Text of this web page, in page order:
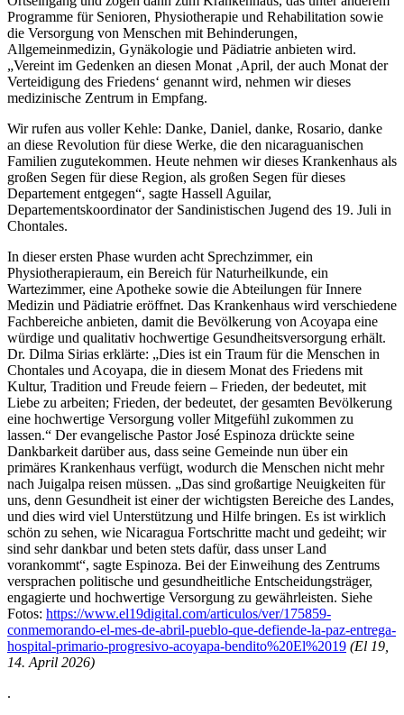
Programme für Senioren, Physiotherapie und Rehabilitation sowie
die Versorgung von Menschen mit Behinderungen,
Allgemeinmedizin, Gynäkologie und Pädiatrie anbieten wird.
„Vereint im Gedenken an diesen Monat ‚April, der auch Monat der
Verteidigung des Friedens‘ genannt wird, nehmen wir dieses
medizinische Zentrum in Empfang.
Wir rufen aus voller Kehle: Danke, Daniel, danke, Rosario, danke
an diese Revolution für diese Werke, die den nicaraguanischen
Familien zugutekommen. Heute nehmen wir dieses Krankenhaus als
großen Segen für diese Region, als großen Segen für dieses
Departement entgegen“, sagte Hassell Aguilar,
Departementskoordinator der Sandinistischen Jugend des 19. Juli in
Chontales.
In dieser ersten Phase wurden acht Sprechzimmer, ein
Physiotherapieraum, ein Bereich für Naturheilkunde, ein
Wartezimmer, eine Apotheke sowie die Abteilungen für Innere
Medizin und Pädiatrie eröffnet. Das Krankenhaus wird verschiedene
Fachbereiche anbieten, damit die Bevölkerung von Acoyapa eine
würdige und qualitativ hochwertige Gesundheitsversorgung erhält.
Dr. Dilma Sirias erklärte: „Dies ist ein Traum für die Menschen in
Chontales und Acoyapa, die in diesem Monat des Friedens mit
Kultur, Tradition und Freude feiern – Frieden, der bedeutet, mit
Liebe zu arbeiten; Frieden, der bedeutet, der gesamten Bevölkerung
eine hochwertige Versorgung voller Mitgefühl zukommen zu
lassen.“ Der evangelische Pastor José Espinoza drückte seine
Dankbarkeit darüber aus, dass seine Gemeinde nun über ein
primäres Krankenhaus verfügt, wodurch die Menschen nicht mehr
nach Juigalpa reisen müssen. „Das sind großartige Neuigkeiten für
uns, denn Gesundheit ist einer der wichtigsten Bereiche des Landes,
und dies wird viel Unterstützung und Hilfe bringen. Es ist wirklich
schön zu sehen, wie Nicaragua Fortschritte macht und gedeiht; wir
sind sehr dankbar und beten stets dafür, dass unser Land
vorankommt“, sagte Espinoza. Bei der Einweihung des Zentrums
versprachen politische und gesundheitliche Entscheidungsträger,
engagierte und hochwertige Versorgung zu gewährleisten. Siehe
Fotos: https://www.el19digital.com/articulos/ver/175859-
conmemorando-el-mes-de-abril-pueblo-que-defiende-la-paz-entrega-
hospital-primario-progresivo-acoyapa-bendito%20El%2019 (El 19,
14. April 2026)
.